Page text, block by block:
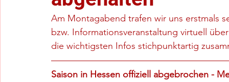
Am Montagabend trafen wir uns erstmals
bzw. Informationsveranstaltung virtuell
die wichtigsten Infos stichpunktartig
Saison in Hessen offiziell abgebrochen -